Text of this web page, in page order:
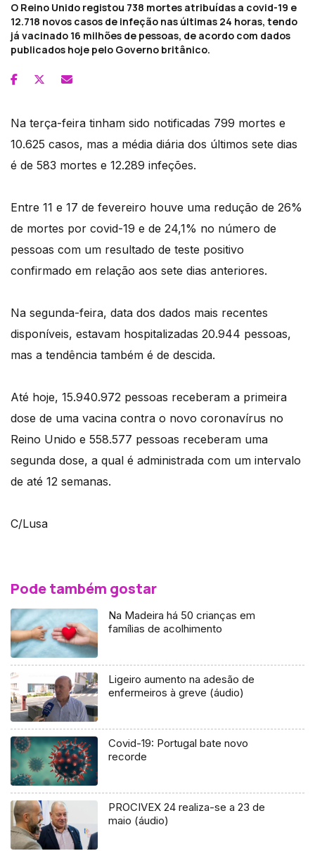
O Reino Unido registou 738 mortes atribuídas a covid-19 e
12.718 novos casos de infeção nas últimas 24 horas, tendo
já vacinado 16 milhões de pessoas, de acordo com dados
publicados hoje pelo Governo britânico.
Na terça-feira tinham sido notificadas 799 mortes e
10.625 casos, mas a média diária dos últimos sete dias
é de 583 mortes e 12.289 infeções.
Entre 11 e 17 de fevereiro houve uma redução de 26%
de mortes por covid-19 e de 24,1% no número de
pessoas com um resultado de teste positivo
confirmado em relação aos sete dias anteriores.
Na segunda-feira, data dos dados mais recentes
disponíveis, estavam hospitalizadas 20.944 pessoas,
mas a tendência também é de descida.
Até hoje, 15.940.972 pessoas receberam a primeira
dose de uma vacina contra o novo coronavírus no
Reino Unido e 558.577 pessoas receberam uma
segunda dose, a qual é administrada com um intervalo
de até 12 semanas.
C/Lusa
Pode também gostar
Na Madeira há 50 crianças em
famílias de acolhimento
Ligeiro aumento na adesão de
enfermeiros à greve (áudio)
Covid-19: Portugal bate novo
recorde
PROCIVEX 24 realiza-se a 23 de
maio (áudio)